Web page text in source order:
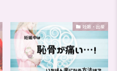
妊娠・出産